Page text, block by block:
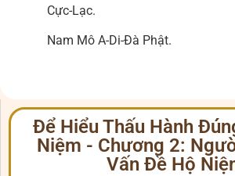
Cực-Lạc.
Nam Mô A-Di-Đà Phật.
Để Hiểu Thấu Hành
Niệm - Chương 2:
Vấn Đề Hộ